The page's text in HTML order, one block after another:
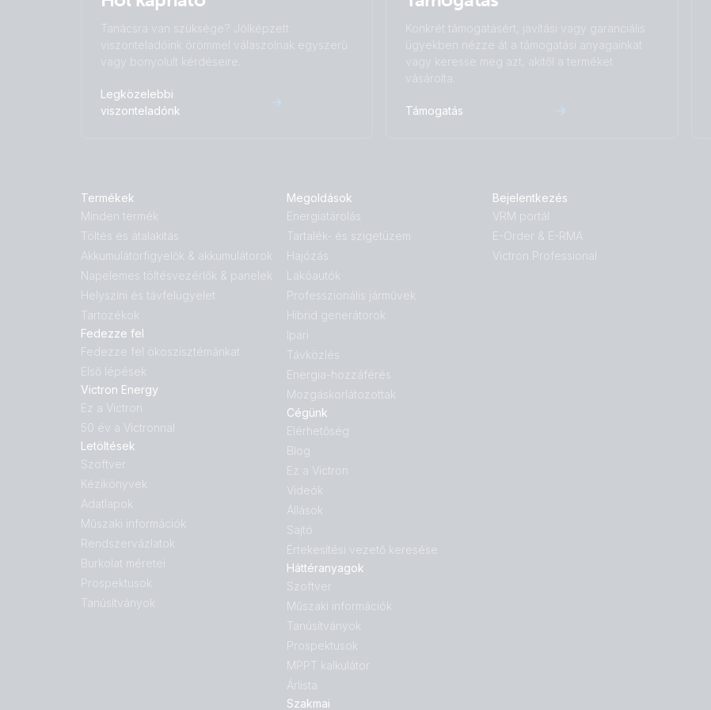
Tanácsra van szüksége? Jólképzett
viszonteladóink örömmel válaszolnak egyszerű
vagy bonyolult kérdéseire.
Legközelebbi
viszonteladónk
Konkrét támogatásért, javítási vagy garanciális
ügyekben nézze át a támogatási anyagainkat
vagy keresse meg azt, akitől a terméket
vásárolta.
Támogatás
Termékek
Minden termék
Töltés és átalakítás
Akkumulátorfigyelők & akkumulátorok
Napelemes töltésvezérlők & panelek
Helyszíni és távfelügyelet
Tartozékok
Fedezze fel
Fedezze fel ökoszisztémánkat
Első lépések
Victron Energy
Ez a Victron
50 év a Victronnal
Letöltések
Szoftver
Kézikönyvek
Adatlapok
Műszaki információk
Rendszervázlatok
Burkolat méretei
Prospektusok
Tanúsítványok
Megoldások
Energiatárolás
Tartalék- és szigetüzem
Hajózás
Lakóautók
Professzionális járművek
Hibrid generátorok
Ipari
Távközlés
Energia-hozzáférés
Mozgáskorlátozottak
Cégünk
Elérhetőség
Blog
Ez a Victron
Videók
Állások
Sajtó
Értekesítési vezető keresése
Háttéranyagok
Szoftver
Műszaki információk
Tanúsítványok
Prospektusok
MPPT kalkulátor
Árlista
Szakmai
Bejelentkezés
VRM portál
E-Order & E-RMA
Victron Professional